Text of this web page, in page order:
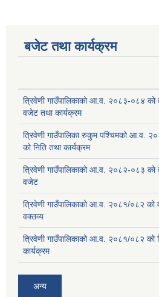
बजेट तथा कार्यक्रम
त्रिवेणी गाउँपालिकाको आ.व. २०८३-०८४ को
वजेट तथा कार्यक्रम
त्रिवेणी गाउँपालिका रुकुम पश्‍चिमको आ.व.
को निति तथा कार्यक्रम
त्रिवेणी गाउँपालिकाको आ.व. २०८२-०८३ को
वजेट
त्रिवेणी गाउँपालिकाको आ.व. २०८१/०८२
वक्तव्य
त्रिवेणी गाउँपालिकाको आ.व. २०८१/०८२ को
कार्यक्रम
अन्य